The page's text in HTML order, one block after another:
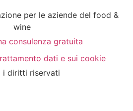
per le aziende del food &
wine
consulenza gratuita
dati e sui cookie
i diritti riservati